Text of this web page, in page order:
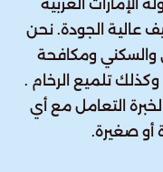
الإمارات العربية
عالية الجودة. نحن
ومكافحة
تلميع الرخام .
التعامل مع أي
أو صغيرة.